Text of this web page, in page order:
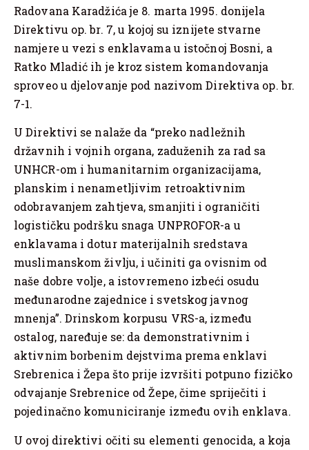
Radovana Karadžića je 8. marta 1995. donijela
Direktivu op. br. 7, u kojoj su iznijete stvarne
namjere u vezi s enklavama u istočnoj Bosni, a
Ratko Mladić ih je kroz sistem komandovanja
sproveo u djelovanje pod nazivom Direktiva op. br.
7-1.
U Direktivi se nalaže da “preko nadležnih
državnih i vojnih organa, zaduženih za rad sa
UNHCR-om i humanitarnim organizacijama,
planskim i nenametljivim retroaktivnim
odobravanjem zahtjeva, smanjiti i ograničiti
logističku podršku snaga UNPROFOR-a u
enklavama i dotur materijalnih sredstava
muslimanskom življu, i učiniti ga ovisnim od
naše dobre volje, a istovremeno izbeći osudu
međunarodne zajednice i svetskog javnog
mnenja”. Drinskom korpusu VRS-a, između
ostalog, naređuje se: da demonstrativnim i
aktivnim borbenim dejstvima prema enklavi
Srebrenica i Žepa što prije izvršiti potpuno fizičko
odvajanje Srebrenice od Žepe, čime spriječiti i
pojedinačno komuniciranje između ovih enklava.
U ovoj direktivi očiti su elementi genocida, a koja